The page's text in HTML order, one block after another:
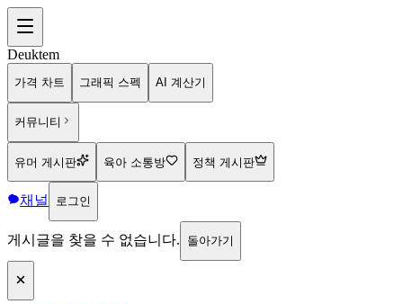
Deuktem
가격 차트 그래픽 스펙 AI 계산기
커뮤니티
유머 게시판 육아 소통방 정책 게시판
채널 로그인
게시글을 찾을 수 없습니다. 돌아가기